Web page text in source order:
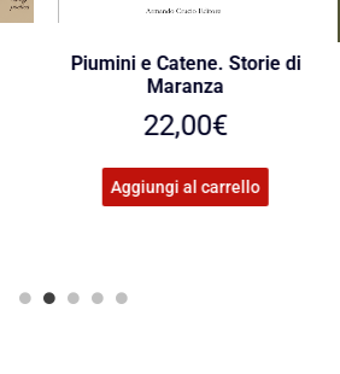
Il sogno di Flip
25,00
Aggiungi al carrello